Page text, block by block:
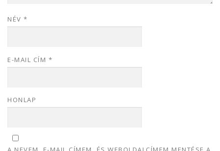
NÉV *
E-MAIL CÍM *
HONLAP